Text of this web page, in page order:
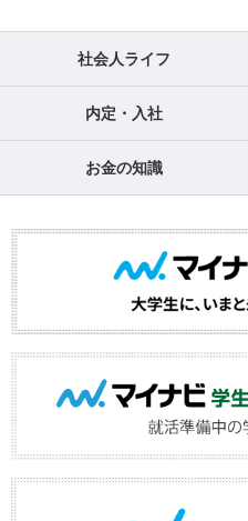
社会人ライフ
内定・入社
お金の知識